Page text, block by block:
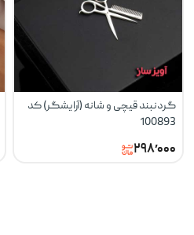
گردنبند قیچی و شانه (آرایشگر) کد
100893
۲۹۸٬۰۰۰